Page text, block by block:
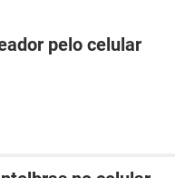
pelo celular